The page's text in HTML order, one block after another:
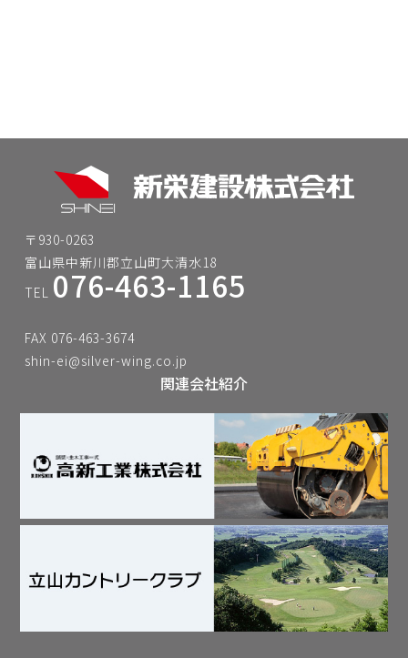
〒930-0263
富山県中新川郡立山町大清水18
TEL 076-463-1165
FAX 076-463-3674
shin-ei@silver-wing.co.jp
関連会社紹介